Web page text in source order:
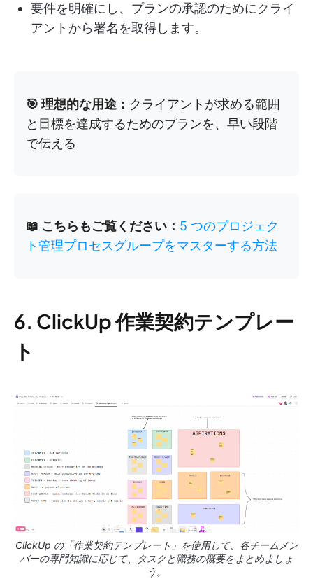
要件を明確にし、プランの承認のためにクライ
アントから署名を取得します。
🎯 理想的な用途： クライアントが求める範囲
と目標を達成するためのプランを、早い段階
で伝える
📖 こちらもご覧ください： 5 つのプロジェク
ト管理プロセスグループをマスターする方法
6. ClickUp 作業契約テンプレー
ト
ClickUp の「作業契約テンプレート」を使用して、各チームメン
バーの専門知識に応じて、タスクと職務の概要をまとめましょ
う。